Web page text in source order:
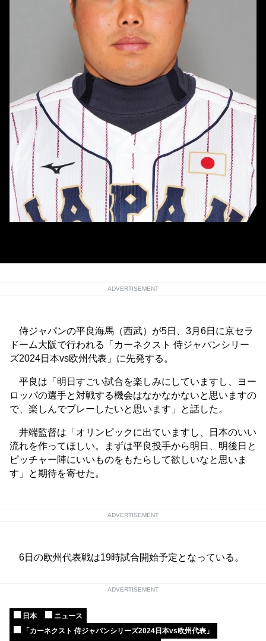
ADVERTISEMENT
侍ジャパンの平良海馬（西武）が5日、3月6日に京セラ
ドーム大阪で行われる「カーネクスト 侍ジャパンシリー
ズ2024日本vs欧州代表」に先発する。
平良は「明日すごい試合を楽しみにしていますし、ヨー
ロッパの選手と対戦する機会はなかなかないと思いますの
で、楽しんでプレーしたいと思います」と話した。
井端監督は「オリンピックに出ていますし、日本のいい
流れを作ってほしい。まずは平良投手から明日、明後日と
ピッチャー陣にいいものをもたらして欲しいなと思いま
す」と期待を寄せた。
ADVERTISEMENT
6日の欧州代表戦は19時試合開始予定となっている。
ADVERTISEMENT
日本
ニュース
「カーネクスト 侍ジャパンシリーズ2024日本vs欧州代表」